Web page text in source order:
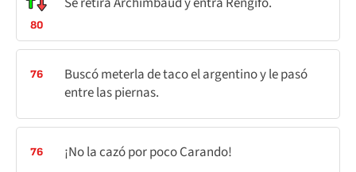
80
76
Buscó meterla de taco el argentino y le pasó
entre las piernas.
76 ¡No la cazó por poco Carando!